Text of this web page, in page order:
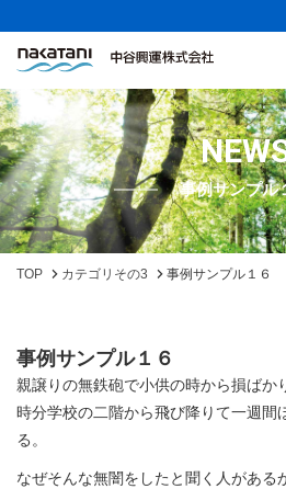
事例サンプル
TOP カテゴリその3 事例サンプル１６
事例サンプル１６
親譲りの無鉄砲で小供の時から損ばか
時分学校の二階から飛び降りて一週間
る。
なぜそんな無闇をしたと聞く人がある